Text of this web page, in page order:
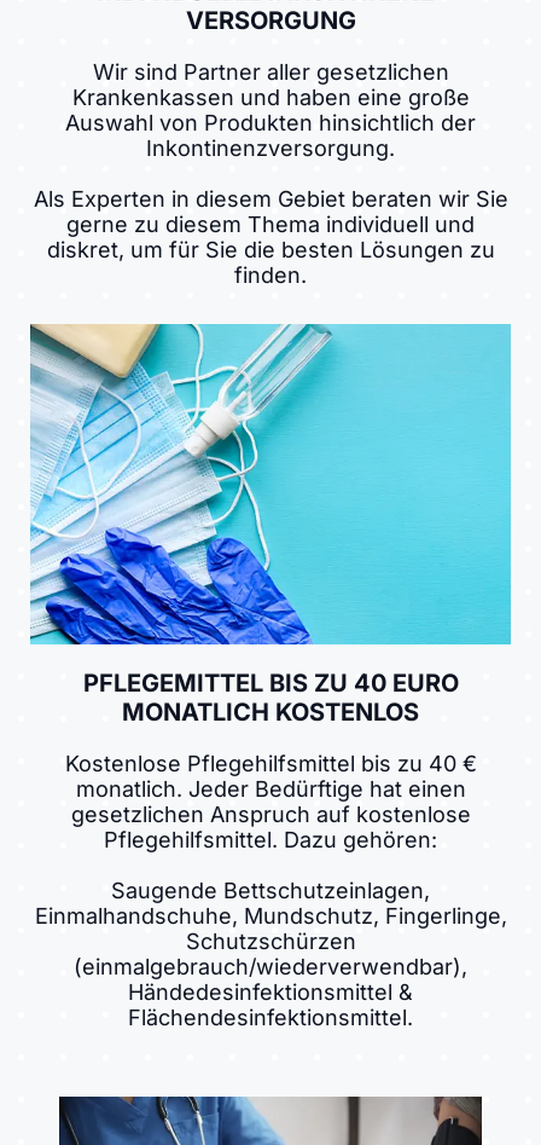
VERSORGUNG
Wir sind Partner aller gesetzlichen
Krankenkassen und haben eine große
Auswahl von Produkten hinsichtlich der
Inkontinenzversorgung.
Als Experten in diesem Gebiet beraten wir Sie
gerne zu diesem Thema individuell und
diskret, um für Sie die besten Lösungen zu
finden.
PFLEGEMITTEL BIS ZU 40 EURO
MONATLICH KOSTENLOS
Kostenlose Pflegehilfsmittel bis zu 40 €
monatlich. Jeder Bedürftige hat einen
gesetzlichen Anspruch auf kostenlose
Pflegehilfsmittel. Dazu gehören:
Saugende Bettschutzeinlagen,
Einmalhandschuhe, Mundschutz, Fingerlinge,
Schutzschürzen
(einmalgebrauch/wiederverwendbar),
Händedesinfektionsmittel &
Flächendesinfektionsmittel.